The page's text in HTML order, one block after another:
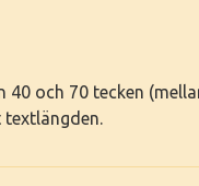
och 70 tecken